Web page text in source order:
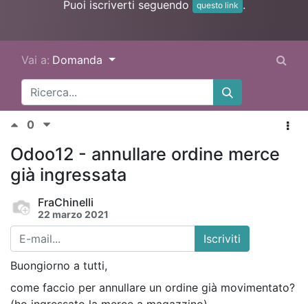
Puoi iscriverti seguendo
questo link .
Vai a: Domanda
0
Odoo12 - annullare ordine merce
già ingressata
FraChinelli
22 marzo 2021
Iscriviti
Buongiorno a tutti,
come faccio per annullare un ordine già movimentato?